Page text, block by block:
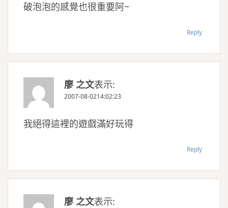
破泡泡的感覺也很重要阿~
Reply
廖 之文表示:
2007-08-0214:02:23
我絕得這裡的遊戲滿好玩得
Reply
廖 之文表示: